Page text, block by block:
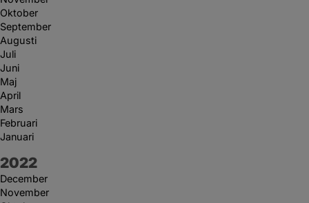
Oktober
September
Augusti
Juli
Juni
Maj
April
Mars
Februari
Januari
År:
2022
December
November